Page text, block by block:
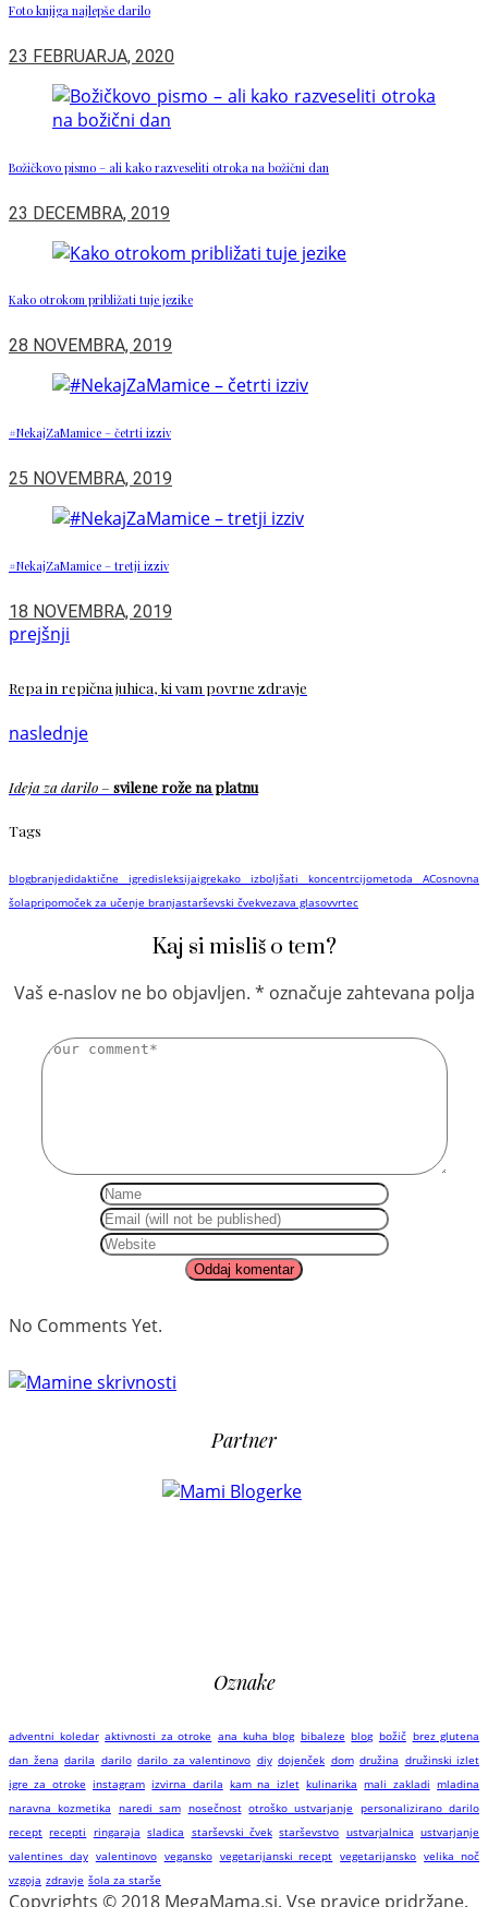
Foto knjiga najlepše darilo
23 FEBRUARJA, 2020
Božičkovo pismo – ali kako razveseliti otroka na božični dan
23 DECEMBRA, 2019
Kako otrokom približati tuje jezike
28 NOVEMBRA, 2019
#NekajZaMamice – četrti izziv
25 NOVEMBRA, 2019
#NekajZaMamice – tretji izziv
18 NOVEMBRA, 2019
prejšnji
Repa in repična juhica, ki vam povrne zdravje
naslednje
Ideja za darilo– svilene rože na platnu
Tags
blogbranjedidaktične igredisleksijaigrekako izboljšati koncentrcijometoda ACosnovna
šolapripomoček za učenje branjastarševski čvekvezava glasovvrtec
Kaj si misliš o tem?
Vaš e-naslov ne bo objavljen. * označuje zahtevana polja
No Comments Yet.
Partner
Oznake
adventni koledar aktivnosti za otroke ana kuha blog bibaleze blog božič brez glutena
dan žena darila darilo darilo za valentinovo diy dojenček dom družina družinski izlet
igre za otroke instagram izvirna darila kam na izlet kulinarika mali zakladi mladina
naravna kozmetika naredi sam nosečnost otroško ustvarjanje personalizirano darilo
recept recepti ringaraja sladica starševski čvek starševstvo ustvarjalnica ustvarjanje
valentines day valentinovo vegansko vegetarijanski recept vegetarijansko velika noč
vzgoja zdravje šola za starše
Copyrights © 2018 MegaMama.si. Vse pravice pridržane.